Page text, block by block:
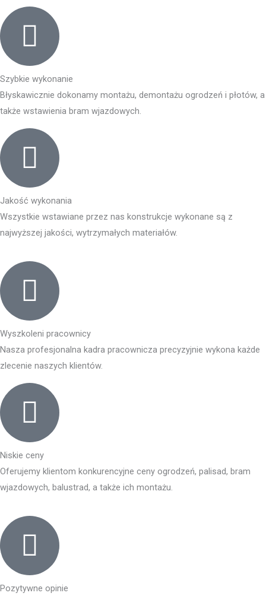
Szybkie wykonanie
Błyskawicznie dokonamy montażu, demontażu ogrodzeń i płotów, a
także wstawienia bram wjazdowych.
Jakość wykonania
Wszystkie wstawiane przez nas konstrukcje wykonane są z
najwyższej jakości, wytrzymałych materiałów.
Wyszkoleni pracownicy
Nasza profesjonalna kadra pracownicza precyzyjnie wykona każde
zlecenie naszych klientów.
Niskie ceny
Oferujemy klientom konkurencyjne ceny ogrodzeń, palisad, bram
wjazdowych, balustrad, a także ich montażu.
Pozytywne opinie